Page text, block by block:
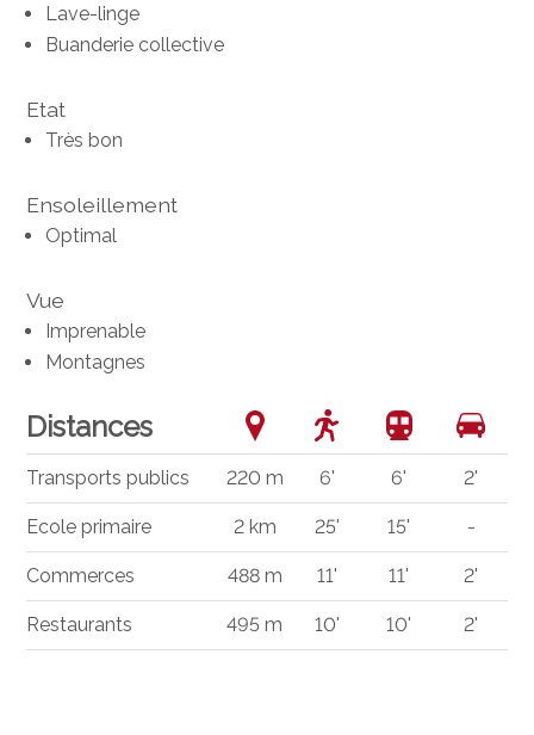
Lave-linge
Buanderie collective
Etat
Très bon
Ensoleillement
Optimal
Vue
Imprenable
Montagnes
Distances
Transports publics 220 m 6' 6' 2'
Ecole primaire 2 km 25' 15' -
Commerces 488 m 11' 11' 2'
Restaurants 495 m 10' 10' 2'